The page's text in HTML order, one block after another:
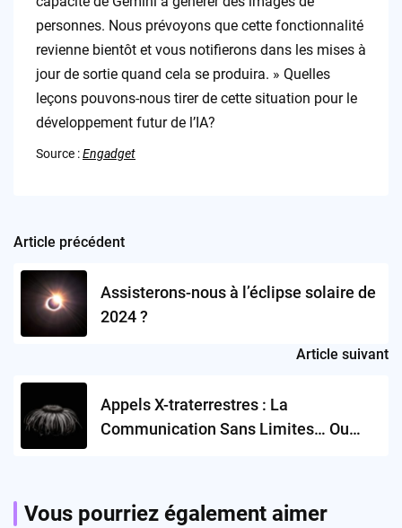
personnes. Nous prévoyons que cette fonctionnalité
revienne bientôt et vous notifierons dans les mises à
jour de sortie quand cela se produira. » Quelles
leçons pouvons-nous tirer de cette situation pour le
développement futur de l’IA?
Source :Engadget
Post
navigation
Article précédent
Assisterons-nous à l’éclipse solaire de
2024 ?
Article suivant
Appels X-traterrestres : La
Communication Sans Limites… Ou
Vous pourriez également aimer